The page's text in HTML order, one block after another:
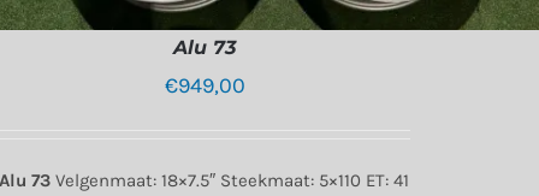
Alu 73
€949,00
Alu 73 Velgenmaat: 18×7.5″ Steekmaat: 5×110 ET: 41